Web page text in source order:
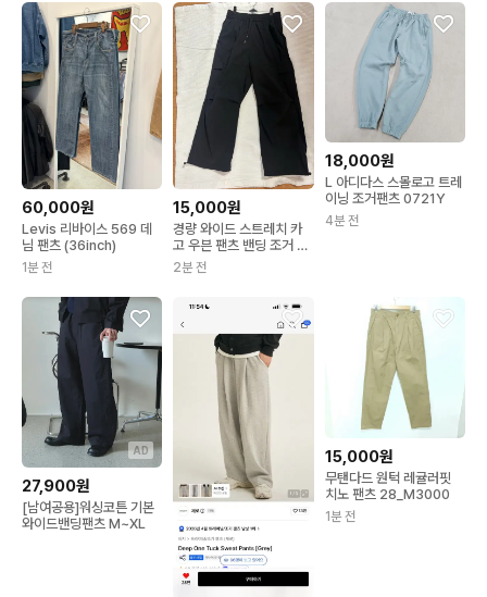
60,000원
Levis 리바이스 569 데
님 팬츠 (36inch)
1분 전
15,000원
경량 와이드 스트레치 카
고 우븐 팬츠 밴딩 조거 블
랙
2분 전
18,000원
L 아디다스 스몰로고 트레
이닝 조거팬츠 0721Y
4분 전
AD
27,900원
[남여공용]워싱코튼 기본
와이드밴딩팬츠 M~XL
15,000원
무탠다드 원턱 레귤러핏
치노 팬츠 28_M3000
1분 전